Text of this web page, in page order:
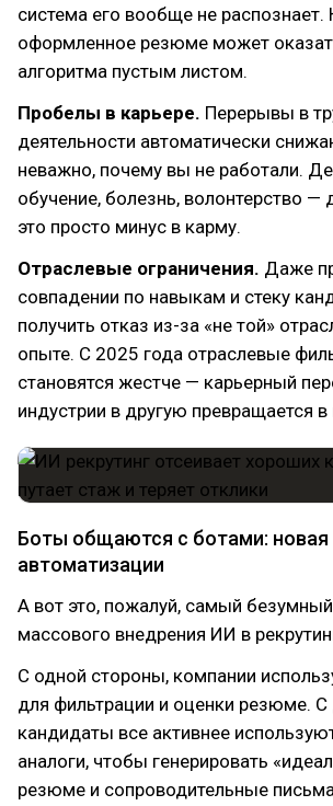
система его вообще не распознает.
оформленное резюме может
алгоритма пустым листом.
Пробелы в карьере. Перерывы в
деятельности автоматически
неважно, почему вы не работали.
обучение, болезнь, волонтерство —
это просто минус в карму.
Отраслевые ограничения. Даже
совпадении по навыкам и стеку
получить отказ из-за «не той»
опыте. С 2025 года отраслевые
становятся жестче — карьерный
индустрии в другую превращается в
Боты общаются с ботами: новая
автоматизации
А вот это, пожалуй, самый
массового внедрения ИИ в
С одной стороны, компании
для фильтрации и оценки резюме. С
кандидаты все активнее
аналоги, чтобы генерировать
резюме и сопроводительные